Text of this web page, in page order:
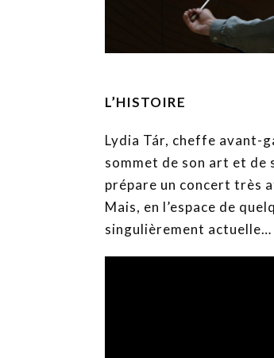
L’HISTOIRE
Lydia Tár, cheffe avant-
sommet de son art et de
prépare un concert très
Mais, en l’espace de
singulièrement actuelle…